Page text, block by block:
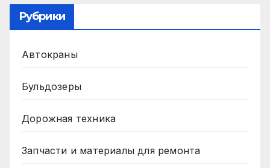
Рубрики
Автокраны
Бульдозеры
Дорожная техника
Запчасти и материалы для ремонта